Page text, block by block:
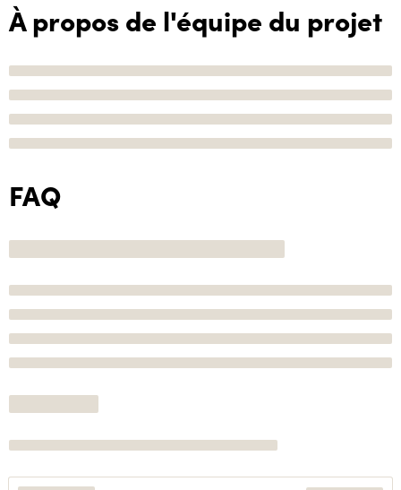
À propos de l'équipe du projet
FAQ